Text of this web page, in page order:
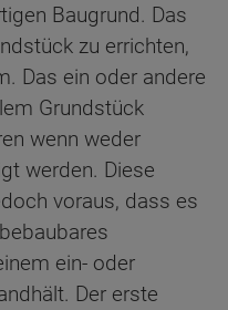
Baugrund. Das
zu errichten,
Das ein oder andere
Grundstück
wenn weder
werden. Diese
voraus, dass es
ein- oder
Der erste